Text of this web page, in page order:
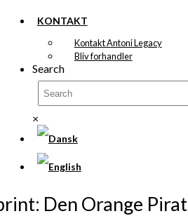
KONTAKT
Kontakt Antoni Legacy
Bliv forhandler
Search
×
Den Orange Pirat